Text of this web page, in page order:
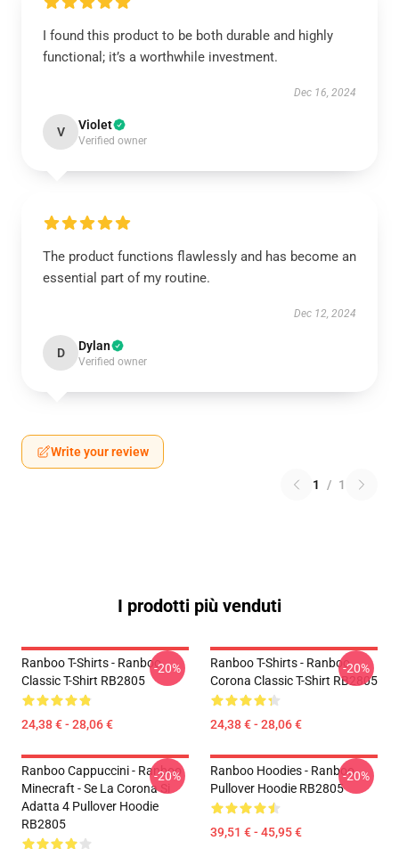
I found this product to be both durable and highly
functional; it’s a worthwhile investment.
Dec 16, 2024
V Violet
Verified owner
The product functions flawlessly and has become an
essential part of my routine.
Dec 12, 2024
D Dylan
Verified owner
Write your review
1 / 1
I prodotti più venduti
Ranboo T-Shirts - Ranboo
Classic T-Shirt RB2805
24,38 € - 28,06 €
-20%
Ranboo T-Shirts - Ranboo
Corona Classic T-Shirt RB2805
24,38 € - 28,06 €
-20%
Ranboo Cappuccini - Ranboo
Minecraft - Se La Corona Si
Adatta 4 Pullover Hoodie
RB2805
-20%
Ranboo Hoodies - Ranboo
Pullover Hoodie RB2805
39,51 € - 45,95 €
-20%